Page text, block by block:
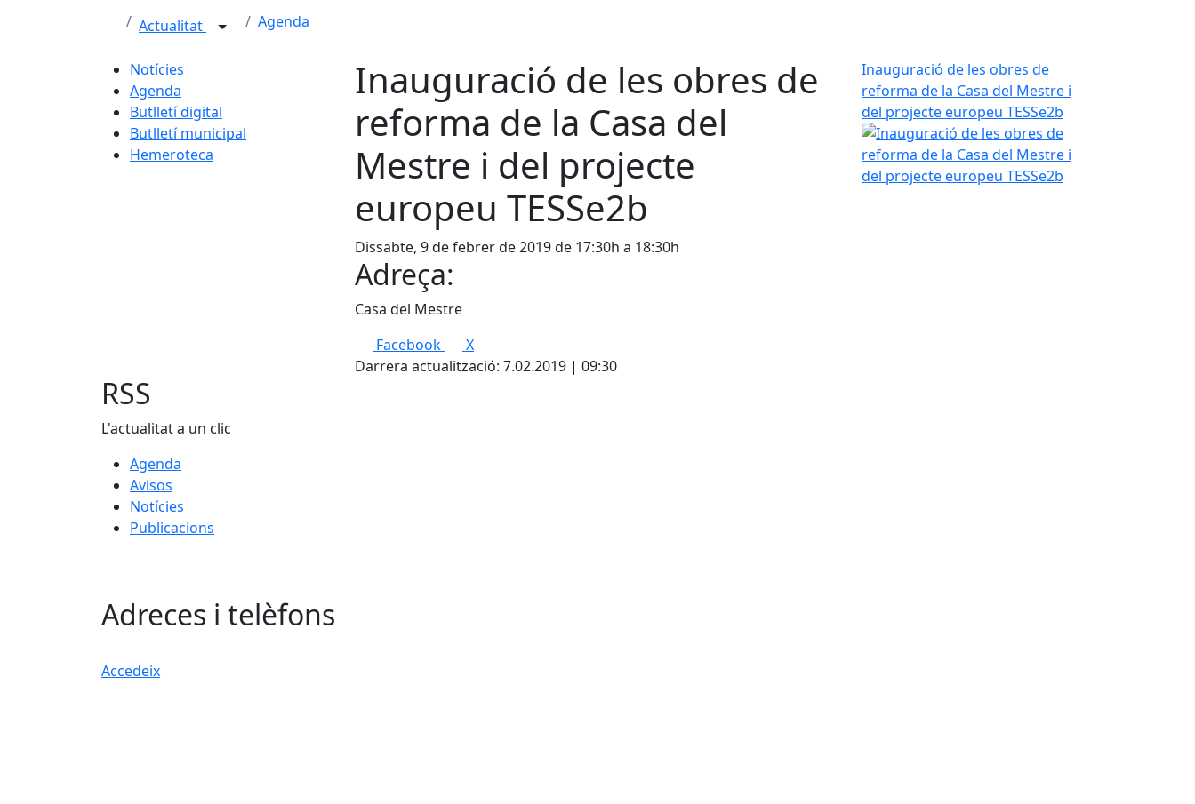
Actualitat Agenda
Notícies
Agenda
Butlletí digital
Butlletí municipal
Hemeroteca
Inauguració de les obres de
reforma de la Casa del
Mestre i del projecte
europeu TESSe2b
Dissabte, 9 de febrer de 2019 de 17:30h a 18:30h
Adreça:
Casa del Mestre
Facebook
X
Darrera actualització: 7.02.2019 | 09:30
Inauguració de les obres de
reforma de la Casa del Mestre i
del projecte europeu TESSe2b
RSS
L'actualitat a un clic
Agenda
Avisos
Notícies
Publicacions
Adreces i telèfons
Accedeix